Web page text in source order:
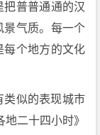
把普普通通的汉
景气质。每一个
每个地方的文化
类似的表现城市
二十四小时》